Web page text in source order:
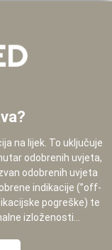
na lijek. To uključuje
odobrenih uvjeta,
odobrenih uvjeta
indikacije (”off-
pogreške) te
izloženosti...